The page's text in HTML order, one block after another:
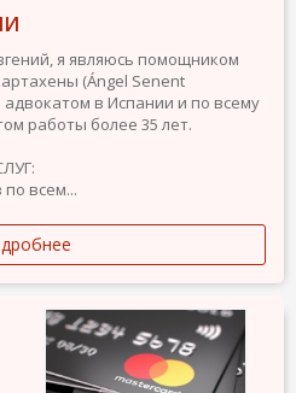
я являюсь помощником
(Ángel Senent
адвокатом в Испании и по всему
работы более 35 лет.
всем...